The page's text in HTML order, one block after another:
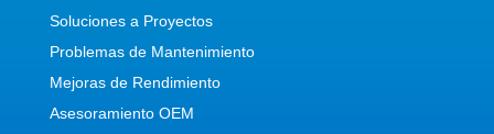
Soluciones a Proyectos
Problemas de Mantenimiento
Mejoras de Rendimiento
Asesoramiento OEM